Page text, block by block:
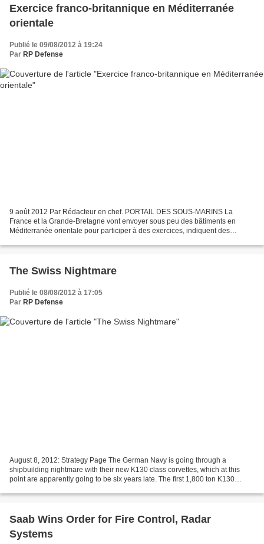
Exercice franco-britannique en Méditerranée
orientale
Publié le 09/08/2012 à 19:24
Par RP Defense
9 août 2012 Par Rédacteur en chef. PORTAIL DES SOUS-MARINS La
France et la Grande-Bretagne vont envoyer sous peu des bâtiments en
Méditerranée orientale pour participer à des exercices, indiquent des
The Swiss Nightmare
Publié le 08/08/2012 à 17:05
Par RP Defense
August 8, 2012: Strategy Page The German Navy is going through a
shipbuilding nightmare with their new K130 class corvettes, which at this
point are apparently going to be six years late. The first 1,800 ton K130
Saab Wins Order for Fire Control, Radar
Systems